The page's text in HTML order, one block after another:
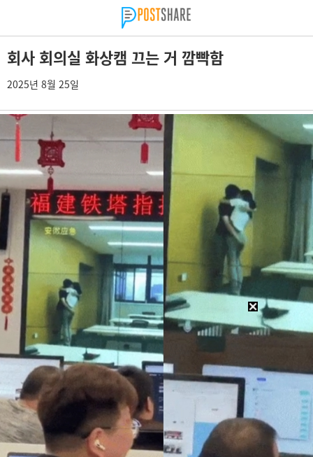
회사 회의실 화상캠 끄는 거 깜빡함
2025년 8월 25일